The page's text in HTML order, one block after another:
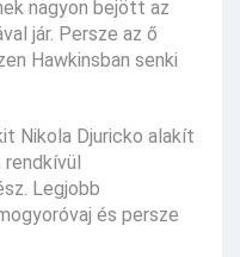
nagyon bejött az
jár. Persze az ő
Hawkinsban senki
Nikola Djuricko alakít
rendkívül
Legjobb
és persze